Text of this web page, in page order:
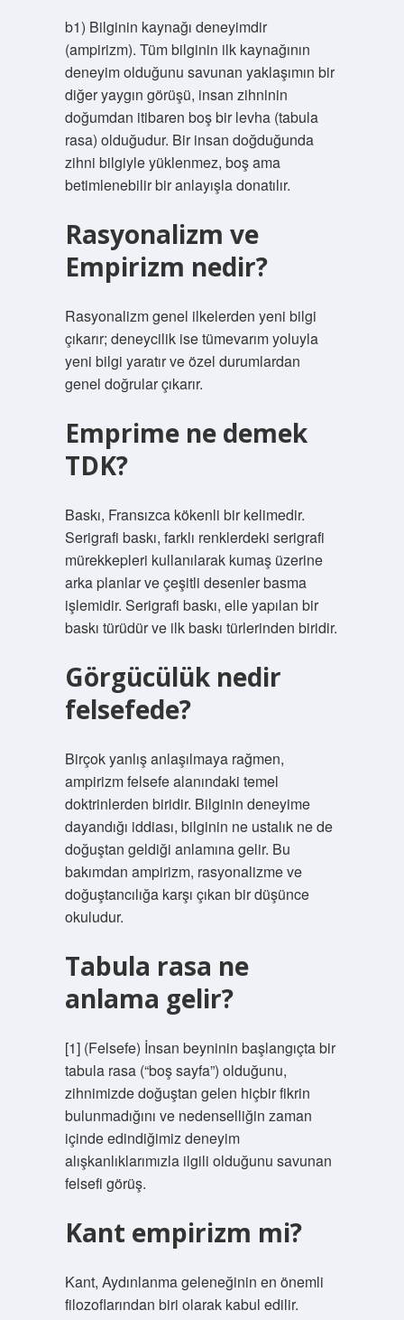
b1) Bilginin kaynağı deneyimdir
(ampirizm). Tüm bilginin ilk kaynağının
deneyim olduğunu savunan yaklaşımın bir
diğer yaygın görüşü, insan zihninin
doğumdan itibaren boş bir levha (tabula
rasa) olduğudur. Bir insan doğduğunda
zihni bilgiyle yüklenmez, boş ama
betimlenebilir bir anlayışla donatılır.
Rasyonalizm ve
Empirizm nedir?
Rasyonalizm genel ilkelerden yeni bilgi
çıkarır; deneycilik ise tümevarım yoluyla
yeni bilgi yaratır ve özel durumlardan
genel doğrular çıkarır.
Emprime ne demek
TDK?
Baskı, Fransızca kökenli bir kelimedir.
Serigrafi baskı, farklı renklerdeki serigrafi
mürekkepleri kullanılarak kumaş üzerine
arka planlar ve çeşitli desenler basma
işlemidir. Serigrafi baskı, elle yapılan bir
baskı türüdür ve ilk baskı türlerinden biridir.
Görgücülük nedir
felsefede?
Birçok yanlış anlaşılmaya rağmen,
ampirizm felsefe alanındaki temel
doktrinlerden biridir. Bilginin deneyime
dayandığı iddiası, bilginin ne ustalık ne de
doğuştan geldiği anlamına gelir. Bu
bakımdan ampirizm, rasyonalizme ve
doğuştancılığa karşı çıkan bir düşünce
okuludur.
Tabula rasa ne
anlama gelir?
[1] (Felsefe) İnsan beyninin başlangıçta bir
tabula rasa (“boş sayfa”) olduğunu,
zihnimizde doğuştan gelen hiçbir fikrin
bulunmadığını ve nedenselliğin zaman
içinde edindiğimiz deneyim
alışkanlıklarımızla ilgili olduğunu savunan
felsefi görüş.
Kant empirizm mi?
Kant, Aydınlanma geleneğinin en önemli
filozoflarından biri olarak kabul edilir.